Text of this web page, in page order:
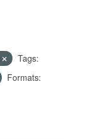
Tags:
Formats: